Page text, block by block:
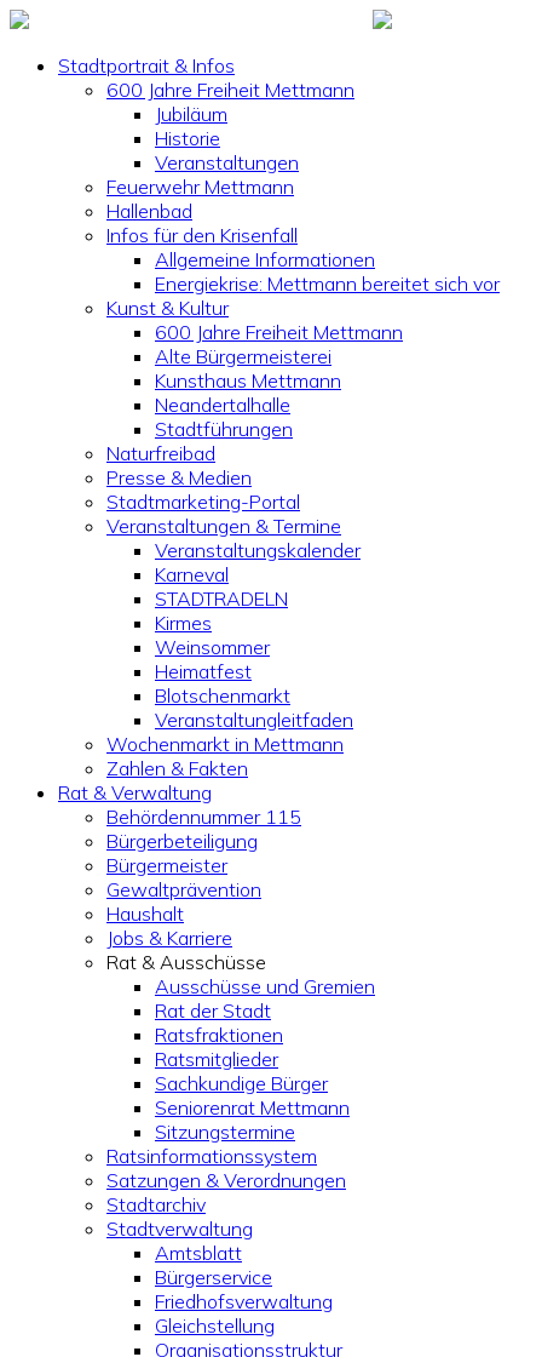
Stadtportrait & Infos
600 Jahre Freiheit Mettmann
Jubiläum
Historie
Veranstaltungen
Feuerwehr Mettmann
Hallenbad
Infos für den Krisenfall
Allgemeine Informationen
Energiekrise: Mettmann bereitet sich vor
Kunst & Kultur
600 Jahre Freiheit Mettmann
Alte Bürgermeisterei
Kunsthaus Mettmann
Neandertalhalle
Stadtführungen
Naturfreibad
Presse & Medien
Stadtmarketing-Portal
Veranstaltungen & Termine
Veranstaltungskalender
Karneval
STADTRADELN
Kirmes
Weinsommer
Heimatfest
Blotschenmarkt
Veranstaltungleitfaden
Wochenmarkt in Mettmann
Zahlen & Fakten
Rat & Verwaltung
Behördennummer 115
Bürgerbeteiligung
Bürgermeister
Gewaltprävention
Haushalt
Jobs & Karriere
Rat & Ausschüsse
Ausschüsse und Gremien
Rat der Stadt
Ratsfraktionen
Ratsmitglieder
Sachkundige Bürger
Seniorenrat Mettmann
Sitzungstermine
Ratsinformationssystem
Satzungen & Verordnungen
Stadtarchiv
Stadtverwaltung
Amtsblatt
Bürgerservice
Friedhofsverwaltung
Gleichstellung
Organisationsstruktur